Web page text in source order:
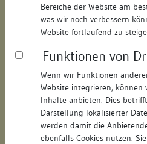
Bereiche der Website am
was wir noch verbessern
Website fortlaufend zu
Funktionen von
Wenn wir Funktionen
Website integrieren,
Inhalte anbieten. Dies
Darstellung lokalisierter
werden damit die
ebenfalls Cookies nutzen.
Straße:
Hausnummer: 6
Postleitzahl:
Stadt-Teilort:
Regierungsbezirk: